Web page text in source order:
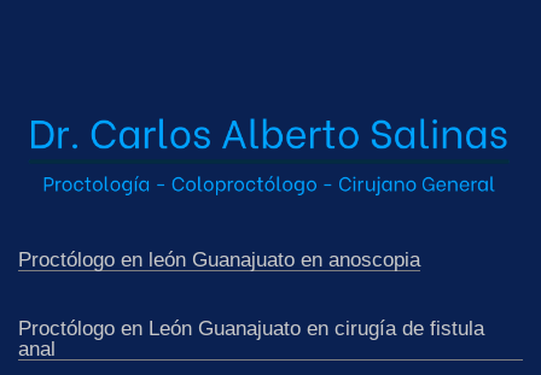
Proctólogo en león Guanajuato en anoscopia
Proctólogo en León Guanajuato en cirugía de fistula
anal